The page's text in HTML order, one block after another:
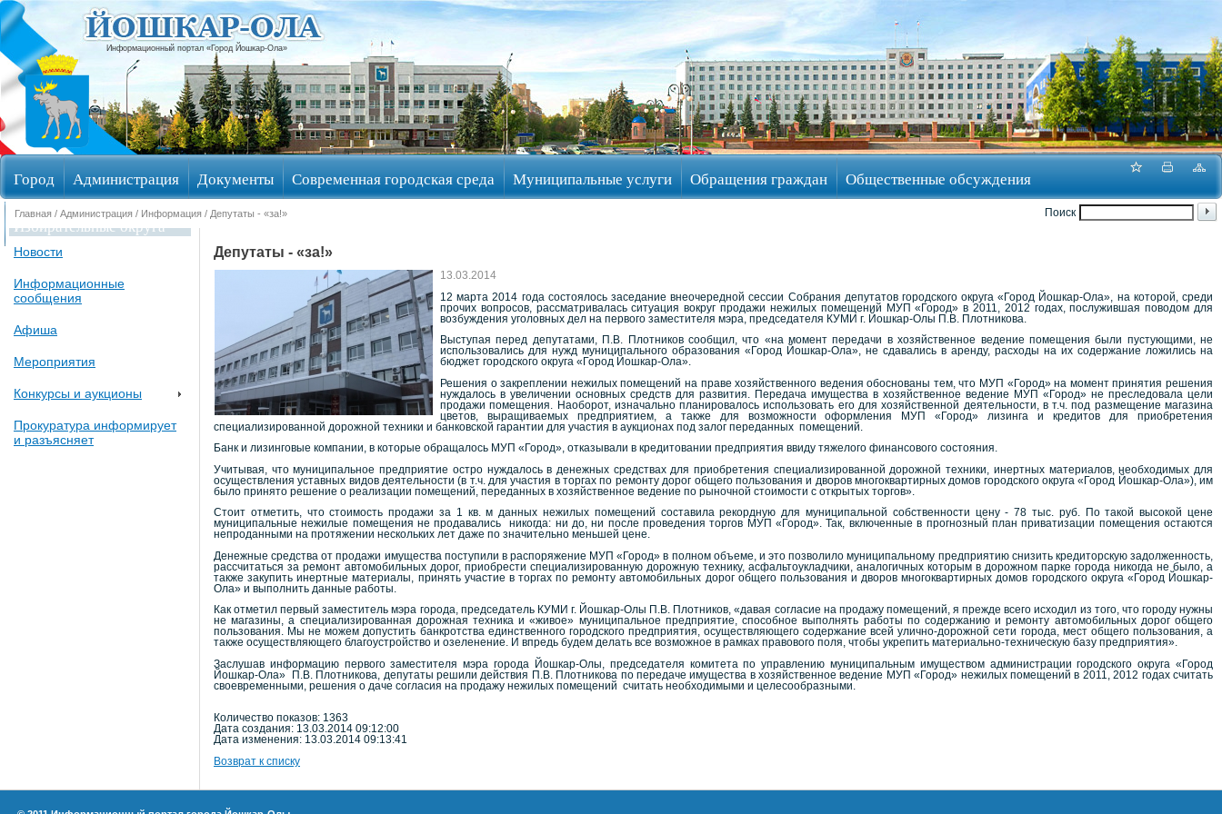
Информационный портал «Город Йошкар-Ола»
Город Администрация Документы Современная городская среда Муниципальные услуги Обращения граждан Общественные обсуждения
Избирательные округа
Поиск
Главная / Администрация / Информация / Депутаты - «за!»
Новости
Информационные
сообщения
Афиша
Мероприятия
Конкурсы и аукционы
Прокуратура информирует
и разъясняет
Депутаты - «за!»
13.03.2014
12 марта 2014 года состоялось заседание внеочередной сессии Собрания депутатов городского округа «Город Йошкар-Ола», на которой, среди
прочих вопросов, рассматривалась ситуация вокруг продажи нежилых помещений МУП «Город» в 2011, 2012 годах, послужившая поводом для
возбуждения уголовных дел на первого заместителя мэра, председателя КУМИ г. Йошкар-Олы П.В. Плотникова.
Выступая перед депутатами, П.В. Плотников сообщил, что «на момент передачи в хозяйственное ведение помещения были пустующими, не
использовались для нужд муниципального образования «Город Йошкар-Ола», не сдавались в аренду, расходы на их содержание ложились на
бюджет городского округа «Город Йошкар-Ола».
Решения о закреплении нежилых помещений на праве хозяйственного ведения обоснованы тем, что МУП «Город» на момент принятия решения
нуждалось в увеличении основных средств для развития. Передача имущества в хозяйственное ведение МУП «Город» не преследовала цели
продажи помещения. Наоборот, изначально планировалось использовать его для хозяйственной деятельности, в т.ч. под размещение магазина
цветов, выращиваемых предприятием, а также для возможности оформления МУП «Город» лизинга и кредитов для приобретения
специализированной дорожной техники и банковской гарантии для участия в аукционах под залог переданных помещений.
Банк и лизинговые компании, в которые обращалось МУП «Город», отказывали в кредитовании предприятия ввиду тяжелого финансового состояния.
Учитывая, что муниципальное предприятие остро нуждалось в денежных средствах для приобретения специализированной дорожной техники, инертных материалов, необходимых для
осуществления уставных видов деятельности (в т.ч. для участия в торгах по ремонту дорог общего пользования и дворов многоквартирных домов городского округа «Город Йошкар-Ола»), им
было принято решение о реализации помещений, переданных в хозяйственное ведение по рыночной стоимости с открытых торгов».
Стоит отметить, что стоимость продажи за 1 кв. м данных нежилых помещений составила рекордную для муниципальной собственности цену - 78 тыс. руб. По такой высокой цене
муниципальные нежилые помещения не продавались никогда: ни до, ни после проведения торгов МУП «Город». Так, включенные в прогнозный план приватизации помещения остаются
непроданными на протяжении нескольких лет даже по значительно меньшей цене.
Денежные средства от продажи имущества поступили в распоряжение МУП «Город» в полном объеме, и это позволило муниципальному предприятию снизить кредиторскую задолженность,
рассчитаться за ремонт автомобильных дорог, приобрести специализированную дорожную технику, асфальтоукладчики, аналогичных которым в дорожном парке города никогда не было, а
также закупить инертные материалы, принять участие в торгах по ремонту автомобильных дорог общего пользования и дворов многоквартирных домов городского округа «Город Йошкар-
Ола» и выполнить данные работы.
Как отметил первый заместитель мэра города, председатель КУМИ г. Йошкар-Олы П.В. Плотников, «давая согласие на продажу помещений, я прежде всего исходил из того, что городу нужны
не магазины, а специализированная дорожная техника и «живое» муниципальное предприятие, способное выполнять работы по содержанию и ремонту автомобильных дорог общего
пользования. Мы не можем допустить банкротства единственного городского предприятия, осуществляющего содержание всей улично-дорожной сети города, мест общего пользования, а
также осуществляющего благоустройство и озеленение. И впредь будем делать все возможное в рамках правового поля, чтобы укрепить материально-техническую базу предприятия».
Заслушав информацию первого заместителя мэра города Йошкар-Олы, председателя комитета по управлению муниципальным имуществом администрации городского округа «Город
Йошкар-Ола» П.В. Плотникова, депутаты решили действия П.В. Плотникова по передаче имущества в хозяйственное ведение МУП «Город» нежилых помещений в 2011, 2012 годах считать
своевременными, решения о даче согласия на продажу нежилых помещений считать необходимыми и целесообразными.
Количество показов: 1363
Дата создания: 13.03.2014 09:12:00
Дата изменения: 13.03.2014 09:13:41
Возврат к списку